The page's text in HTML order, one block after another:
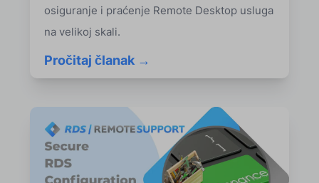
osiguranje i praćenje Remote Desktop usluga
na velikoj skali.
Pročitaj članak →